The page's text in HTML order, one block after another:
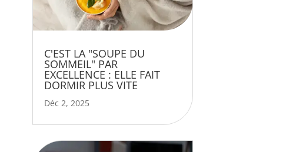
C'EST LA "SOUPE DU
SOMMEIL" PAR
EXCELLENCE : ELLE FAIT
DORMIR PLUS VITE
Déc 2, 2025